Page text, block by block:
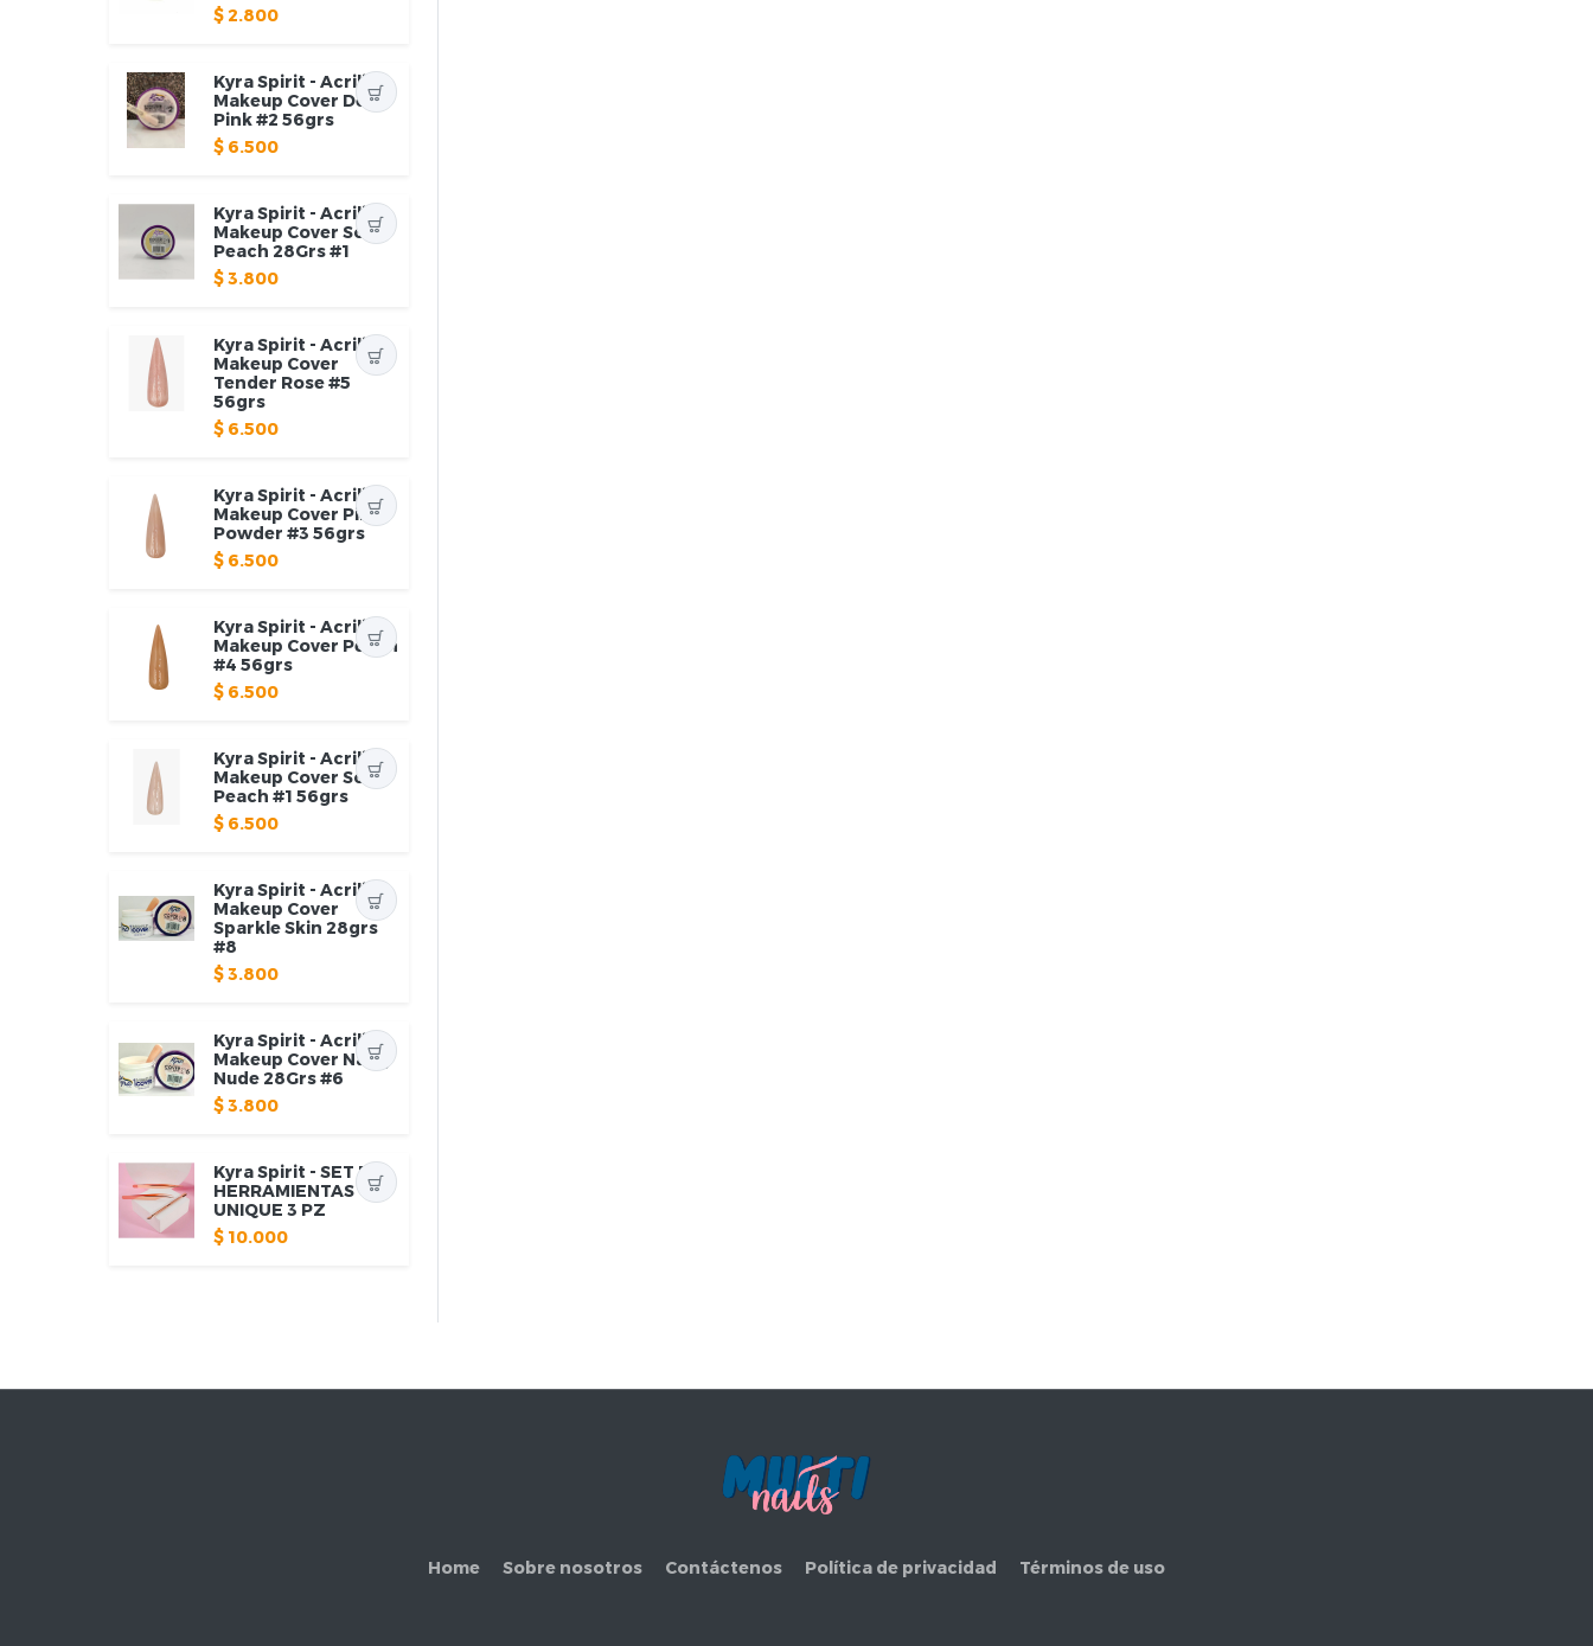
$2.800
Kyra Spirit - Acrilico
Makeup Cover Deep
Pink #2 56grs
$ 6.500
Kyra Spirit - Acrilico
Makeup Cover Soft
Peach 28Grs #1
$3.800
Kyra Spirit - Acrilico
Makeup Cover
Tender Rose #5
56grs
$ 6.500
Kyra Spirit - Acrilico
Makeup Cover Pink
Powder #3 56grs
$ 6.500
Kyra Spirit - Acrilico
Makeup Cover Peach
#4 56grs
$ 6.500
Kyra Spirit - Acrilico
Makeup Cover Soft
Peach #1 56grs
$ 6.500
Kyra Spirit - Acrilico
Makeup Cover
Sparkle Skin 28grs
#8
$3.800
Kyra Spirit - Acrilico
Makeup Cover Natty
Nude 28Grs #6
$3.800
Kyra Spirit - SET DE
HERRAMIENTAS
UNIQUE 3 PZ
$ 10.000
Home Sobre nosotros Contáctenos Política de privacidad Términos de uso